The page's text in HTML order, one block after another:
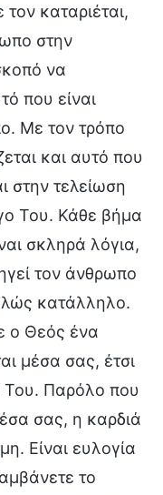
καταριέται,
στην
να
που είναι
Με τον τρόπο
και αυτό που
στην τελείωση
Του. Κάθε βήμα
σκληρά λόγια,
τον άνθρωπο
κατάλληλο.
ο Θεός ένα
μέσα σας, έτσι
Του. Παρόλο που
σας, η καρδιά
Είναι ευλογία
το